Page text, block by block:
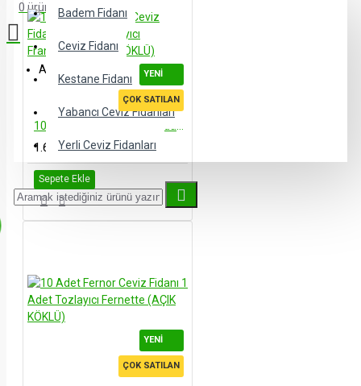
Badem Fidanı
Ceviz Fidanı
Kestane Fidanı
Yabancı Ceviz Fidanları
Yerli Ceviz Fidanları
0 ürün - 0,00TL
Alışveriş sepetiniz boş!YENI
ÇOK SATILAN
1.650,00TL
Sepete Ekle
YENI
ÇOK SATILAN